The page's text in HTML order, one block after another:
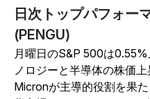
日次トップパフォ
(PENGU)
月曜日のS&P 500は
ノロジーと半導体の株価
Micronが主導的役割を果